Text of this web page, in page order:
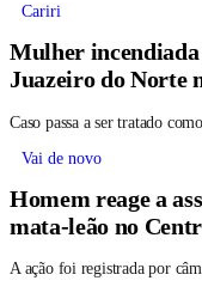
Cariri
Mulher incendiada
Juazeiro do Norte
Caso passa a ser tratado
Vai de novo
Homem reage a
mata-leão no
A ação foi registrada por